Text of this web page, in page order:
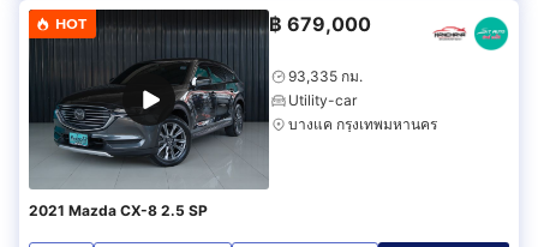
HOT ฿ 679,000
93,335 กม.
Utility-car
บางแค กรุงเทพมหานคร
2021 Mazda CX-8 2.5 SP